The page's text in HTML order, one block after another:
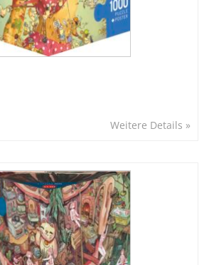
Weitere Details »